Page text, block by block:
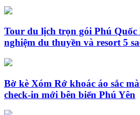
Tour du lịch trọn gói Phú Quốc
nghiệm du thuyền và resort 5
Bờ kè Xóm Rớ khoác áo sắc
check-in mới bên biển Phú Yên